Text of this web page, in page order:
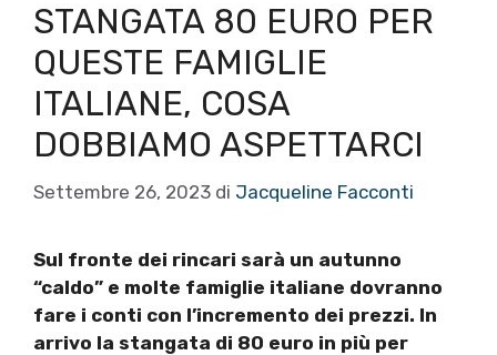
STANGATA 80 EURO PER
QUESTE FAMIGLIE
ITALIANE, COSA
DOBBIAMO ASPETTARCI
Settembre 26, 2023 di Jacqueline Facconti
Sul fronte dei rincari sarà un autunno
“caldo” e molte famiglie italiane dovranno
fare i conti con l’incremento dei prezzi. In
arrivo la stangata di 80 euro in più per